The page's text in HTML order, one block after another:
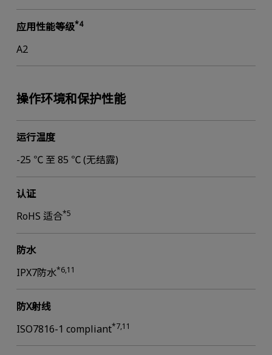
应用性能等级*4
A2
操作环境和保护性能
运行温度
-25 ℃ 至 85 ℃ (无结露)
认证
RoHS 适合*5
防水
IPX7防水*6,11
防X射线
ISO7816-1 compliant*7,11